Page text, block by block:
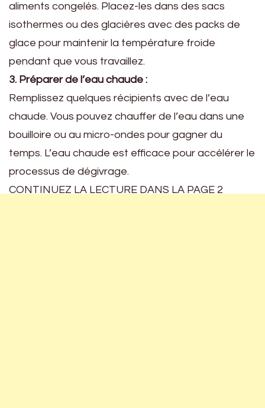
aliments congelés. Placez-les dans des sacs
isothermes ou des glacières avec des packs de
glace pour maintenir la température froide
pendant que vous travaillez.
3. Préparer de l’eau chaude :
Remplissez quelques récipients avec de l’eau
chaude. Vous pouvez chauffer de l’eau dans une
bouilloire ou au micro-ondes pour gagner du
temps. L’eau chaude est efficace pour accélérer le
processus de dégivrage.
CONTINUEZ LA LECTURE DANS LA PAGE 2